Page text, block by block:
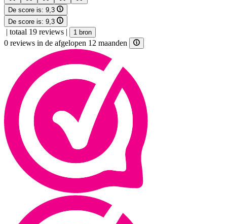
De score is: 9,3
De score is: 9,3
| totaal 19 reviews | 1 bron
0 reviews in de afgelopen 12 maanden